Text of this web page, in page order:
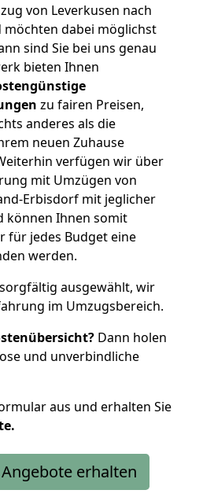
von Leverkusen nach
dabei möglichst
sind Sie bei uns genau
bieten Ihnen
zu fairen Preisen,
anderes als die
neuen Zuhause
verfügen wir über
mit Umzügen von
Erbisdorf mit jeglicher
können Ihnen somit
für jedes Budget eine
werden.
ausgewählt, wir
im Umzugsbereich.
Dann holen
und unverbindliche
aus und erhalten Sie
erhalten